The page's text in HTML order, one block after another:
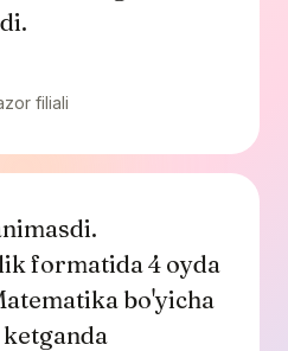
filiali
formatida 4 oyda
bo'yicha